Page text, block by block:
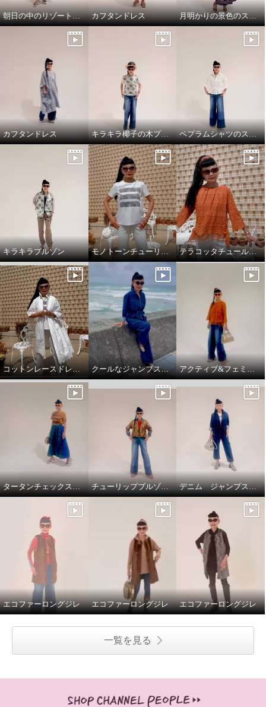
朝日の中のリゾート地の景色のスカートと、ドレスシャツ カフタンドレス 月明かりの景色のスカートで，リラックス!
カフタンドレス キラキラ椰子の木プルオーバーでワクワクスタイリング ペプラムシャツのスタイリング
キラキラブルゾン モノトーンチューリップ柄のTシャツ テラコッタチュールレースプルオーバー。
コットンレースドレスコート クールなジャンプスーツ‼️ アクティブ&フェミニンスタイリング
タータンチェックスカートで、新鮮スタイリング チューリップブルゾンと、ブラストパギーパンツ デニム ジャンプスーツ
エコファーロングジレ エコファーロングジレ エコファーロングジレ
一覧を見る